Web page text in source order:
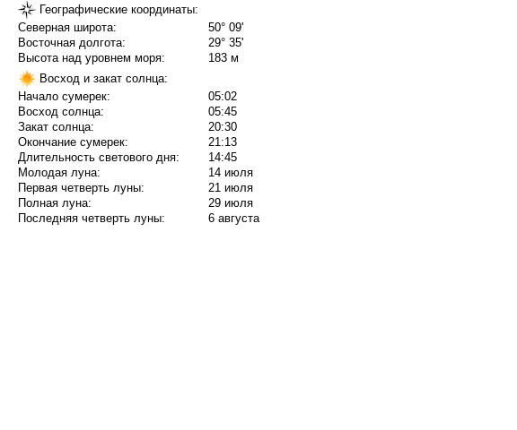
Географические координаты:
Северная широта:
50° 09'
Восточная долгота:
29° 35'
Высота над уровнем моря:
183 м
Восход и закат солнца:
Начало сумерек:
05:02
Восход солнца:
05:45
Закат солнца:
20:30
Окончание сумерек:
21:13
Длительность светового дня:
14:45
Молодая луна:
14 июля
Первая четверть луны:
21 июля
Полная луна:
29 июля
Последняя четверть луны:
6 августа